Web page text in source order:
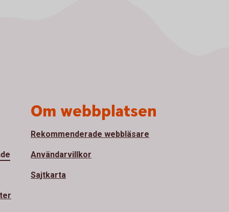
Om webbplatsen
Rekommenderade webbläsare
Användarvillkor
Sajtkarta